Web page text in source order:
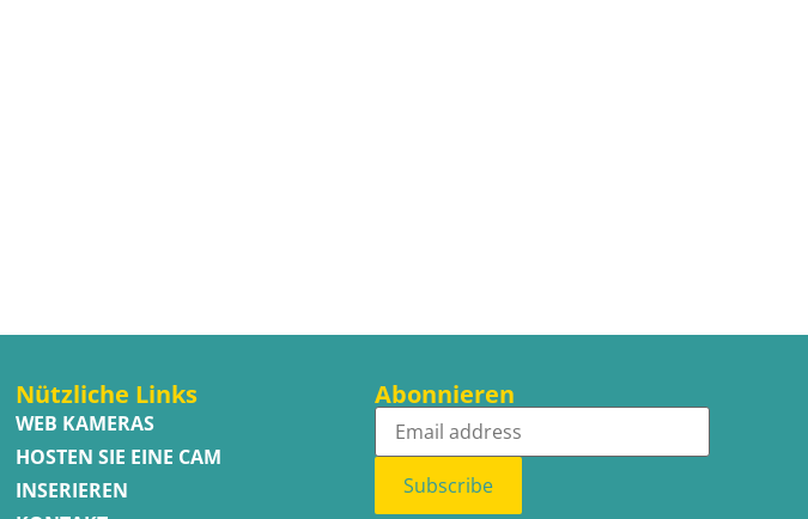
Nützliche Links
WEB KAMERAS
HOSTEN SIE EINE CAM
INSERIEREN
Abonnieren
Subscribe